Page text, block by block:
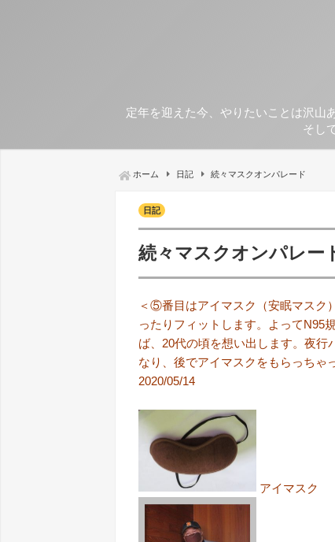
定年を迎えた今、やりたいことは沢山
そし
ホーム 日記 続々マスクオンパレード
日記
続々マスクオンパレー
＜⑤番目はアイマスク（安眠マスク
ったりフィットします。よってN95
ば、20代の頃を想い出します。夜行
なり、後でアイマスクをもらっちゃ
2020/05/14
アイマスク